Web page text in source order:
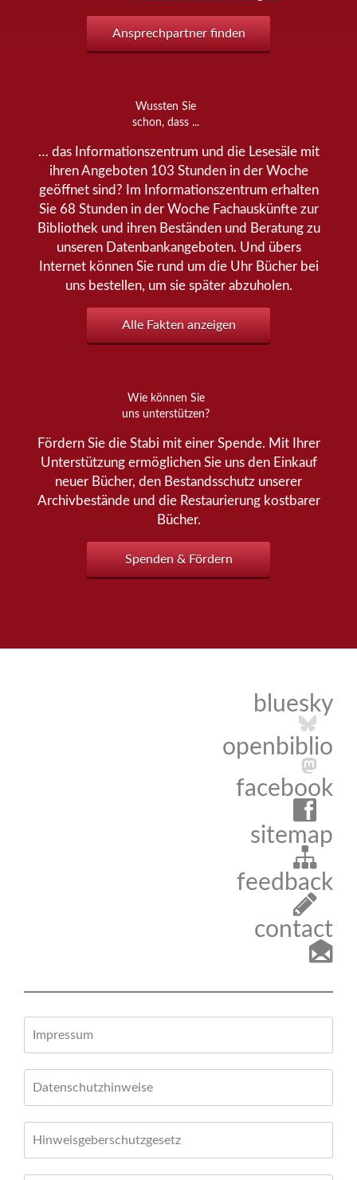
Ansprechpartner finden
Wussten Sie
schon, dass ...
… das Informationszentrum und die Lesesäle mit
ihren Angeboten 103 Stunden in der Woche
geöffnet sind? Im Informationszentrum erhalten
Sie 68 Stunden in der Woche Fachauskünfte zur
Bibliothek und ihren Beständen und Beratung zu
unseren Datenbankangeboten. Und übers
Internet können Sie rund um die Uhr Bücher bei
uns bestellen, um sie später abzuholen.
Alle Fakten anzeigen
Wie können Sie
uns unterstützen?
Fördern Sie die Stabi mit einer Spende. Mit Ihrer
Unterstützung ermöglichen Sie uns den Einkauf
neuer Bücher, den Bestandsschutz unserer
Archivbestände und die Restaurierung kostbarer
Bücher.
Spenden & Fördern
bluesky
openbiblio
facebook
sitemap
feedback
contact
Impressum
Datenschutzhinweise
Hinweisgeberschutzgesetz